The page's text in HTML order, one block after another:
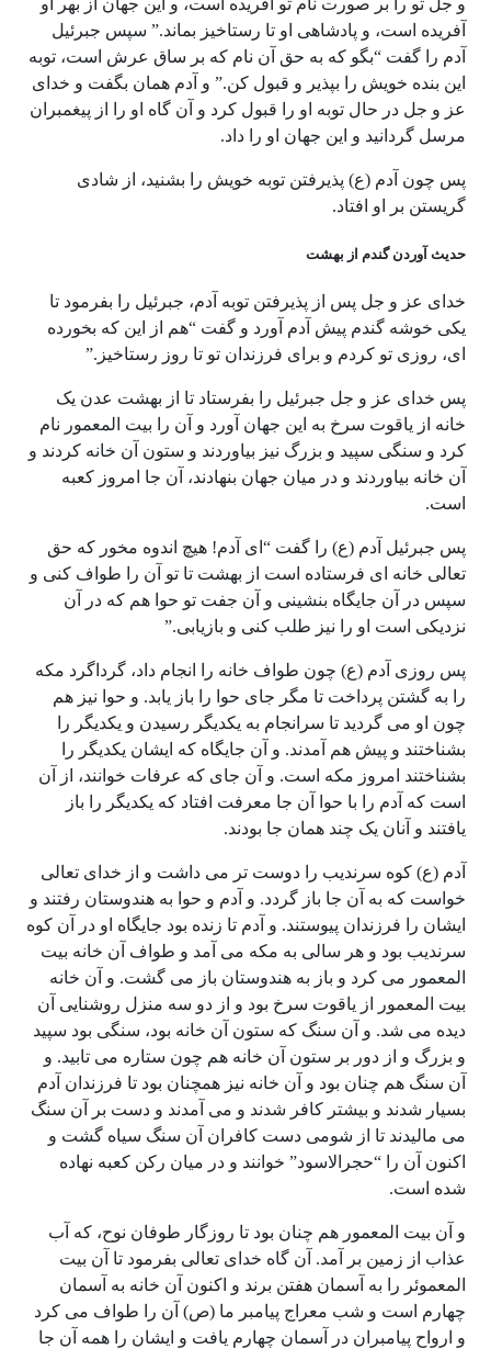
و جل تو را بر صورت نام تو آفریده است، و این جهان از بهر او
آفریده است، و پادشاهی او تا رستاخیز بماند.” سپس جبرئیل
آدم را گفت “بگو که به حق آن نام که بر ساق عرش است، توبه
این بنده خویش را بپذیر و قبول کن.” و آدم همان بگفت و خدای
عز و جل در حال توبه او را قبول کرد و آن گاه او را از پیغمبران
مرسل گردانید و این جهان او را داد.
پس چون آدم (ع) پذیرفتن توبه خویش را بشنید، از شادی
گریستن بر او افتاد.
حدیث آوردن گندم از بهشت
خدای عز و جل پس از پذیرفتن توبه آدم، جبرئیل را بفرمود تا
یکی خوشه گندم پیش آدم آورد و گفت “هم از این که بخورده
ای، روزی تو کردم و برای فرزندان تو تا روز رستاخیز.”
پس خدای عز و جل جبرئیل را بفرستاد تا از بهشت عدن یک
خانه از یاقوت سرخ به این جهان آورد و آن را بیت المعمور نام
کرد و سنگی سپید و بزرگ نیز بیاوردند و ستون آن خانه کردند و
آن خانه بیاوردند و در میان جهان بنهادند، آن جا امروز کعبه
است.
پس جبرئیل آدم (ع) را گفت “ای آدم! هیچ اندوه مخور که حق
تعالی خانه ای فرستاده است از بهشت تا تو آن را طواف کنی و
سپس در آن جایگاه بنشینی و آن جفت تو حوا هم که در آن
نزدیکی است او را نیز طلب کنی و بازیابی.”
پس روزی آدم (ع) چون طواف خانه را انجام داد، گرداگرد مکه
را به گشتن پرداخت تا مگر جای حوا را باز یابد. و حوا نیز هم
چون او می گردید تا سرانجام به یکدیگر رسیدن و یکدیگر را
بشناختند و پیش هم آمدند. و آن جایگاه که ایشان یکدیگر را
بشناختند امروز مکه است. و آن جای که عرفات خوانند، از آن
است که آدم را با حوا آن جا معرفت افتاد که یکدیگر را باز
یافتند و آنان یک چند همان جا بودند.
آدم (ع) کوه سرندیب را دوست تر می داشت و از خدای تعالی
خواست که به آن جا باز گردد. و آدم و حوا به هندوستان رفتند و
ایشان را فرزندان پیوستند. و آدم تا زنده بود جایگاه او در آن کوه
سرندیب بود و هر سالی به مکه می آمد و طواف آن خانه بیت
المعمور می کرد و باز به هندوستان باز می گشت. و آن خانه
بیت المعمور از یاقوت سرخ بود و از دو سه منزل روشنایی آن
دیده می شد. و آن سنگ که ستون آن خانه بود، سنگی بود سپید
و بزرگ و از دور بر ستون آن خانه هم چون ستاره می تابید. و
آن سنگ هم چنان بود و آن خانه نیز همچنان بود تا فرزندان آدم
بسیار شدند و بیشتر کافر شدند و می آمدند و دست بر آن سنگ
می مالیدند تا از شومی دست کافران آن سنگ سیاه گشت و
اکنون آن را “حجرالاسود” خوانند و در میان رکن کعبه نهاده
شده است.
و آن بیت المعمور هم چنان بود تا روزگار طوفان نوح، که آب
عذاب از زمین بر آمد. آن گاه خدای تعالی بفرمود تا آن بیت
المعموئر را به آسمان هفتن برند و اکنون آن خانه به آسمان
چهارم است و شب معراج پیامبر ما (ص) آن را طواف می کرد
و ارواح پیامبران در آسمان چهارم یافت و ایشان را همه آن جا